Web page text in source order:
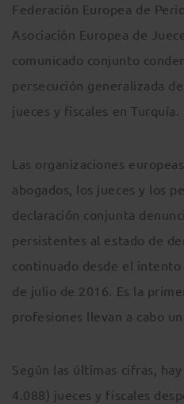
Federación Europea de
Asociación Europea de
comunicado conjunto
persecución generalizada
jueces y fiscales en Turquía.
Las organizaciones
abogados, los jueces y los
declaración conjunta
persistentes al estado de
continuado desde el
de julio de 2016. Es la
profesiones llevan a cabo
Según las últimas cifras,
4.088) jueces y fiscales